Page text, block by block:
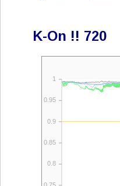
K-On !! 720